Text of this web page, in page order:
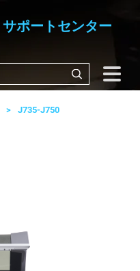
サポートセンター
J735-J750